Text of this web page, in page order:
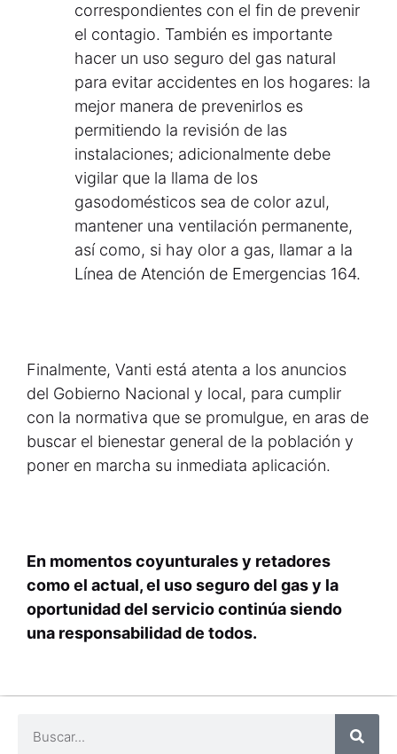
correspondientes con el fin de prevenir
el contagio. También es importante
hacer un uso seguro del gas natural
para evitar accidentes en los hogares: la
mejor manera de prevenirlos es
permitiendo la revisión de las
instalaciones; adicionalmente debe
vigilar que la llama de los
gasodomésticos sea de color azul,
mantener una ventilación permanente,
así como, si hay olor a gas, llamar a la
Línea de Atención de Emergencias 164.
Finalmente, Vanti está atenta a los anuncios
del Gobierno Nacional y local, para cumplir
con la normativa que se promulgue, en aras de
buscar el bienestar general de la población y
poner en marcha su inmediata aplicación.
En momentos coyunturales y retadores
como el actual, el uso seguro del gas y la
oportunidad del servicio continúa siendo
una responsabilidad de todos.